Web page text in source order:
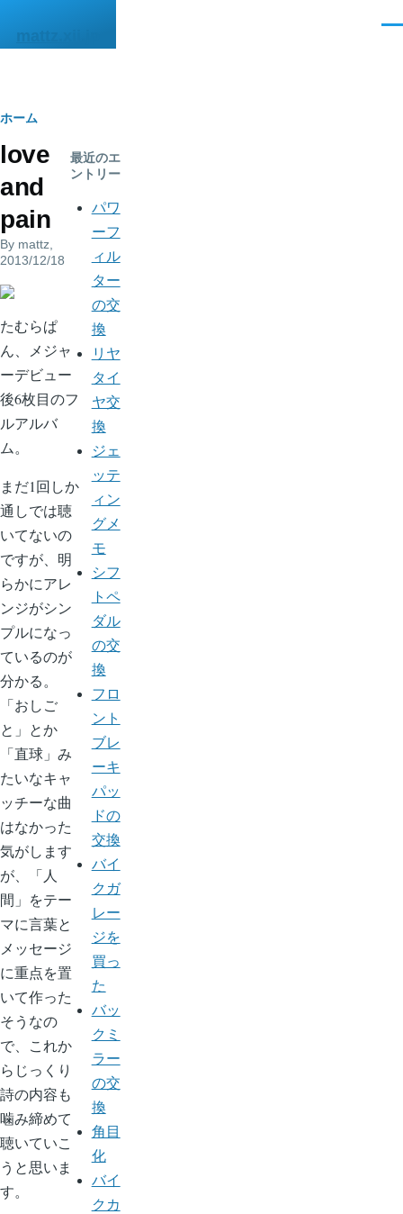
mattz.xii.jp
パ
ン
く
ず
ホーム
love
and
pain
By mattz
2013/12/18
たむらぱ
ん、メジャ
ーデビュー
後6枚目のフ
ルアルバ
ム。
まだ1回しか
通しでは聴
いてないの
ですが、明
らかにアレ
ンジがシン
プルになっ
ているのが
分かる。
「おしご
と」とか
「直球」み
たいなキャ
ッチーな曲
はなかった
気がします
が、「人
間」をテー
マに言葉と
メッセージ
に重点を置
いて作った
そうなの
で、これか
らじっくり
詩の内容も
噛み締めて
聴いていこ
うと思いま
す。
最近のエ
ントリー
パワ
ーフ
ィル
ター
の交
換
リヤ
タイ
ヤ交
換
ジェ
ッテ
ィン
グメ
モ
シフ
トペ
ダル
の交
換
フロ
ント
ブレ
ーキ
パッ
ドの
交換
バイ
クガ
レー
ジを
買っ
た
バッ
クミ
ラー
の交
換
角目
化
バイ
クカ